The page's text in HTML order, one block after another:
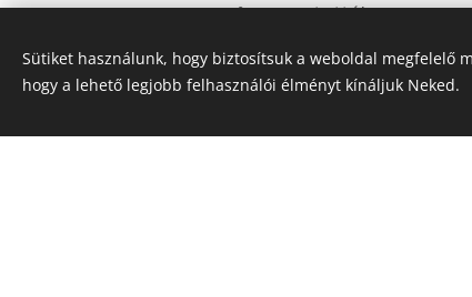
fogyasztották,
kávépótlóként itták.
Sütiket használunk, hogy biztosítsuk a weboldal megfelelő
hogy a lehető legjobb felhasználói élményt kínáljuk Neked.